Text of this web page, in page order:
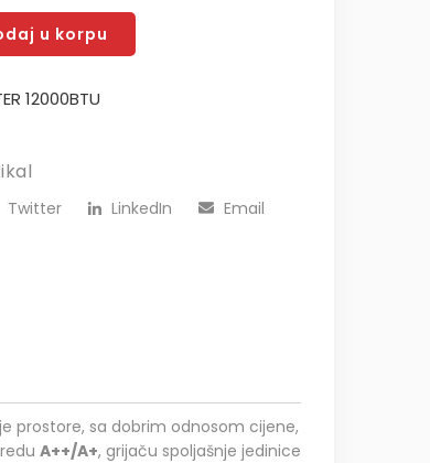
u korpu
12000BTU
Twitter LinkedIn Email
prostore, sa dobrim odnosom cijene,
A++/A+, grijaču spoljašnje jedinice